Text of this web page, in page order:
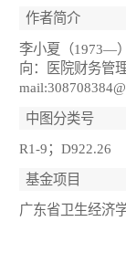
作者简介
李小夏（1973—
向：医院财务管
中图分类号
R1-9；D922.26
基金项目
广东省卫生经济